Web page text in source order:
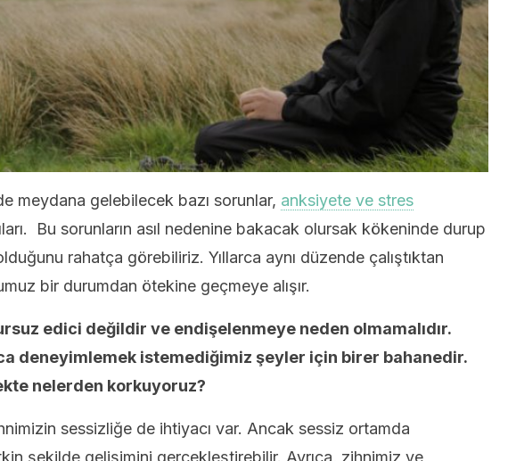
meydana gelebilecek bazı sorunlar, anksiyete ve stres
Bu sorunların asıl nedenine bakacak olursak kökeninde durup
rahatça görebiliriz. Yıllarca aynı düzende çalıştıktan
bir durumdan ötekine geçmeye alışır.
edici değildir ve endişelenmeye neden olmamalıdır.
deneyimlemek istemediğimiz şeyler için birer bahanedir.
nelerden korkuyoruz?
sessizliğe de ihtiyacı var. Ancak sessiz ortamda
şekilde gelişimini gerçekleştirebilir. Ayrıca, zihnimiz ve